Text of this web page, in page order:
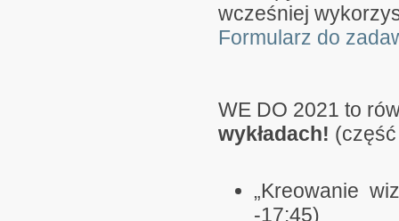
wcześniej
Formularz do
WE DO 2021 to
wykładach!
„Kreowanie
-17:45)